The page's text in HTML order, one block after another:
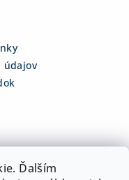
Ďalším
údajov